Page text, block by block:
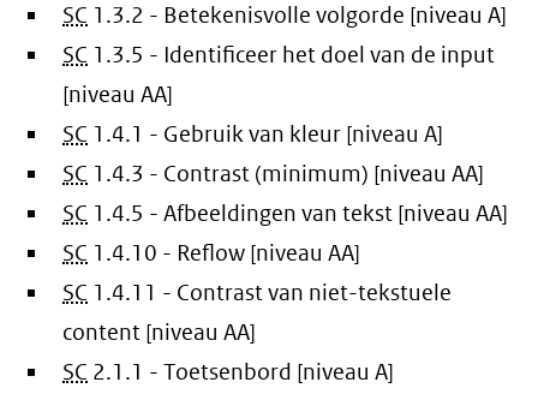
SC 1.3.2 - Betekenisvolle volgorde [niveau A]
SC 1.3.5 - Identificeer het doel van de input
[niveau AA]
SC 1.4.1 - Gebruik van kleur [niveau A]
SC 1.4.3 - Contrast (minimum) [niveau AA]
SC 1.4.5 - Afbeeldingen van tekst [niveau AA]
SC 1.4.10 - Reflow [niveau AA]
SC 1.4.11 - Contrast van niet-tekstuele
content [niveau AA]
SC 2.1.1 - Toetsenbord [niveau A]